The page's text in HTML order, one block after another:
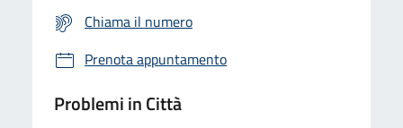
Chiama il numero
Prenota appuntamento
Problemi in Città